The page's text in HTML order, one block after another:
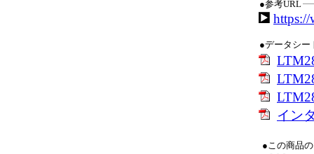
●参考URL
●データシー
イン
●この商品